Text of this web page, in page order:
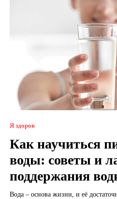
Я здоров
Как научиться
воды: советы и
поддержания
Вода – основа жизни, и её